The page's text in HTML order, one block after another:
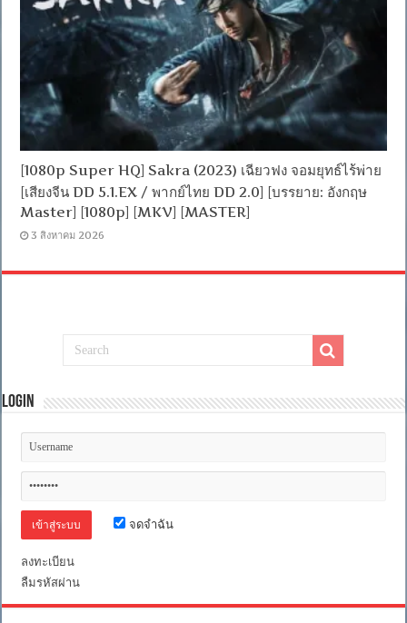
[1080p Super HQ] Sakra (2023) เฉียวฟง จอมยุทธ์ไร้พ่าย
[เสียงจีน DD 5.1.EX / พากย์ไทย DD 2.0] [บรรยาย: อังกฤษ
Master] [1080p] [MKV] [MASTER]
3 สิงหาคม 2026
Login
จดจำฉัน
ลงทะเบียน
ลืมรหัสผ่าน